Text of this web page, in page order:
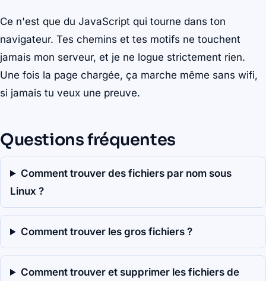
Ce n'est que du JavaScript qui tourne dans ton
navigateur. Tes chemins et tes motifs ne touchent
jamais mon serveur, et je ne logue strictement rien.
Une fois la page chargée, ça marche même sans wifi,
si jamais tu veux une preuve.
Questions fréquentes
Comment trouver des fichiers par nom sous
Linux ?
Comment trouver les gros fichiers ?
Comment trouver et supprimer les fichiers de